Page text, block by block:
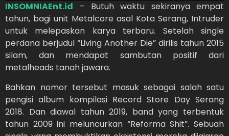
INSOMNIAEnt.id – Butuh waktu sekiranya empat
tahun, bagi unit Metalcore asal Kota Serang, Intruder
untuk melepaskan karya terbaru. Setelah single
perdana berjudul “Living Another Die” dirilis tahun 2015
silam, dan mendapat sambutan positif dari
metalheads tanah jawara.
Bahkan nomor tersebut masuk sebagai salah satu
pengisi album kompilasi Record Store Day Serang
2018. Dan diawal tahun 2019, band yang terbentuk
tahun 2009 ini meluncurkan “Reforma Shit”. Sebuah